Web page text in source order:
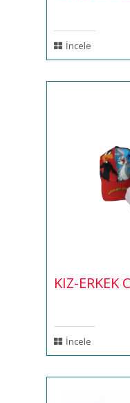
İncele
KIZ-ERKEK
İncele